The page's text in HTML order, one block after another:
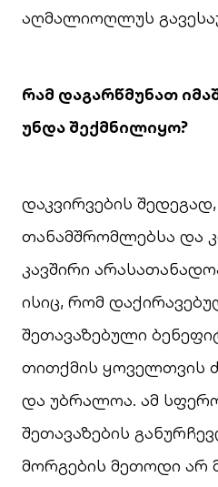
აღმალიოღლუს
რამ დაგარწმუნათ
უნდაშექმნილიყო?
დაკვირვების
თანამშრომლებსა და
კავშირი
ისიც, რომ
შეთავაზებული
თითქმის ყოველთვის
და უბრალოა. ამ
შეთავაზების
მორგების მეთოდი არ